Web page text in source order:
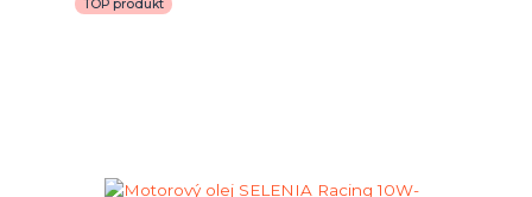
TOP produkt